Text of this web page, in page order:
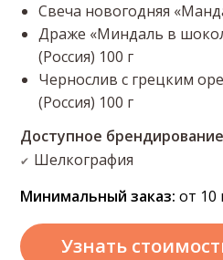
Свеча новогодняя
Драже «Миндаль в
(Россия) 100 г
Чернослив с грецким
(Россия) 100 г
Доступное
✔ Шелкография
Минимальный заказ: от 10
Узнать